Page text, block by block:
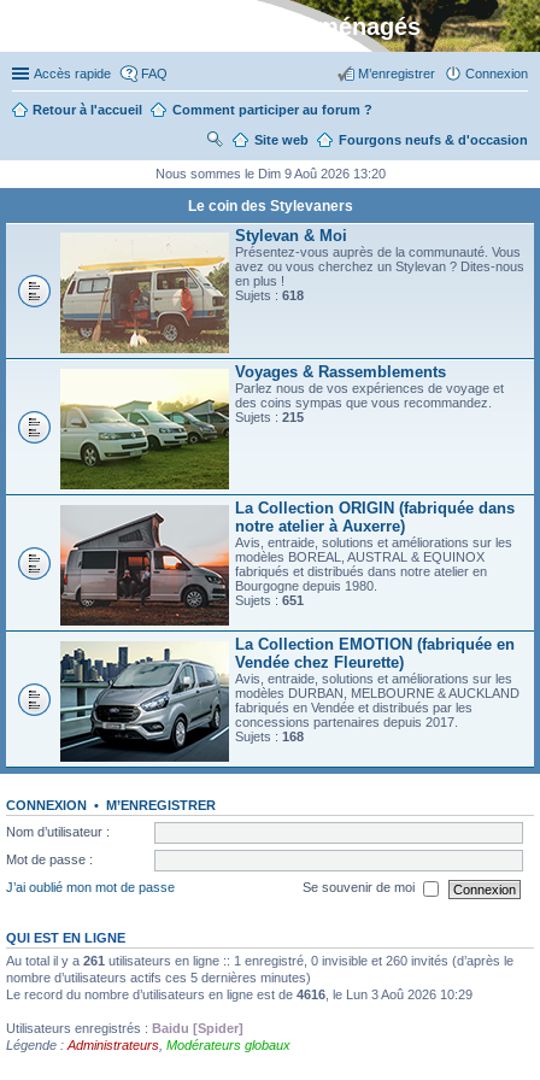
Stylevan - Vans aménagés
Accès rapide FAQ Connexion
M’enregistrer
Retour à l'accueil Comment participer au forum ?
Fourgons neufs & d'occasion
Site web
R
ec
ch
er
Nous sommes le Dim 9 Aoû 2026 13:20
Le coin des Stylevaners
Stylevan & Moi
Présentez-vous auprès de la communauté. Vous
avez ou vous cherchez un Stylevan ? Dites-nous
en plus !
Sujets : 618
Voyages & Rassemblements
Parlez nous de vos expériences de voyage et
des coins sympas que vous recommandez.
Sujets : 215
La Collection ORIGIN (fabriquée dans
notre atelier à Auxerre)
Avis, entraide, solutions et améliorations sur les
modèles BOREAL, AUSTRAL & EQUINOX
fabriqués et distribués dans notre atelier en
Bourgogne depuis 1980.
Sujets : 651
La Collection EMOTION (fabriquée en
Vendée chez Fleurette)
Avis, entraide, solutions et améliorations sur les
modèles DURBAN, MELBOURNE & AUCKLAND
fabriqués en Vendée et distribués par les
concessions partenaires depuis 2017.
Sujets : 168
CONNEXION • M’ENREGISTRER
Nom d’utilisateur :
Mot de passe :
J’ai oublié mon mot de passe
Se souvenir de moi
QUI EST EN LIGNE
Au total il y a 261 utilisateurs en ligne :: 1 enregistré, 0 invisible et 260 invités (d’après le
nombre d’utilisateurs actifs ces 5 dernières minutes)
Le record du nombre d’utilisateurs en ligne est de 4616 , le Lun 3 Aoû 2026 10:29
Utilisateurs enregistrés : Baidu [Spider]
Légende : Administrateurs Modérateurs globaux